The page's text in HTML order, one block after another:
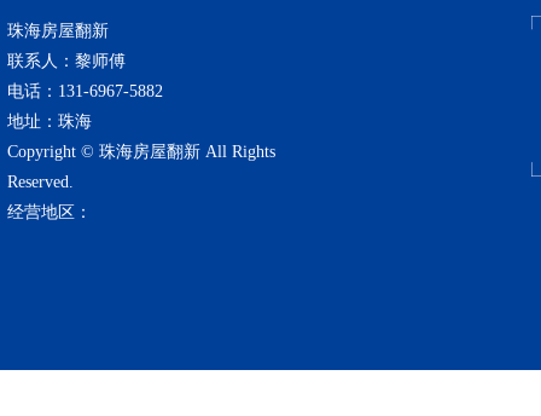
珠海房屋翻新
联系人：黎师傅
电话：131-6967-5882
地址：珠海
Copyright © 珠海房屋翻新 All Rights
Reserved.
经营地区：